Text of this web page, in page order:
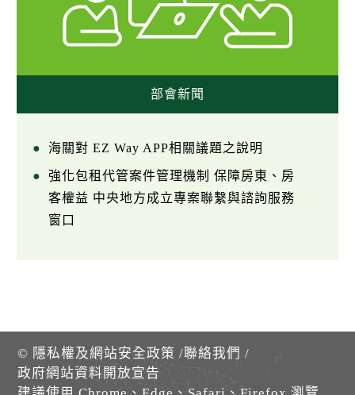
部會新聞
海關對 EZ Way APP相關議題之說明
強化包租代管案件管理機制 保障房東、房
客權益 中央地方成立專案聯繫與諮詢服務
窗口
© 隱私權及網站安全政策 /聯絡我們 /
政府網站資料開放宣告